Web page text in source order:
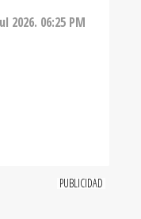
2026. 06:25 PM